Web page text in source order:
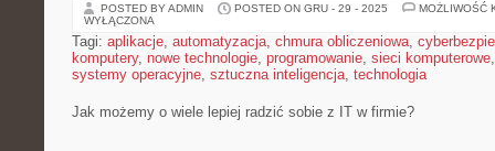
POSTED BY ADMIN POSTED ON GRU - 29 - 2025
MOŻLIWOŚĆ
WYŁĄCZONA
Tagi: aplikacje, automatyzacja, chmura obliczeniowa,
komputery, nowe technologie, programowanie, sieci komputerowe
systemy operacyjne, sztuczna inteligencja, technologia
Jak możemy o wiele lepiej radzić sobie z IT w firmie?